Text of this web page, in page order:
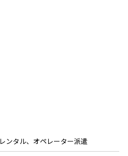
レンタル、オペレーター派遣